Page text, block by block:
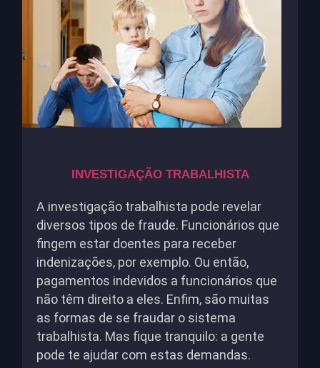
INVESTIGAÇÃO TRABALHISTA
A investigação trabalhista pode revelar
diversos tipos de fraude. Funcionários que
fingem estar doentes para receber
indenizações, por exemplo. Ou então,
pagamentos indevidos a funcionários que
não têm direito a eles. Enfim, são muitas
as formas de se fraudar o sistema
trabalhista. Mas fique tranquilo: a gente
pode te ajudar com estas demandas.